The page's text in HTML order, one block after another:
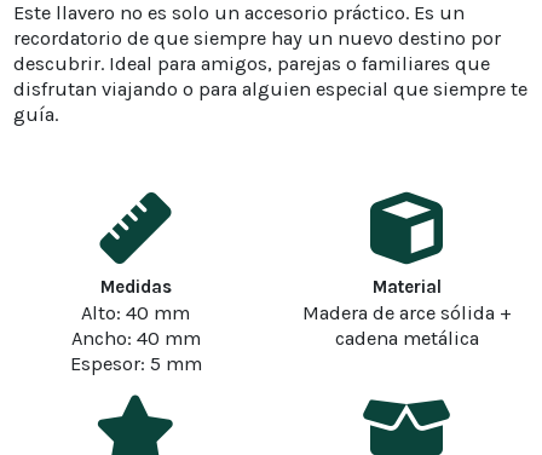
Este llavero no es solo un accesorio práctico. Es un
recordatorio de que siempre hay un nuevo destino por
descubrir. Ideal para amigos, parejas o familiares que
disfrutan viajando o para alguien especial que siempre te
guía.
Medidas
Alto: 40 mm
Ancho: 40 mm
Espesor: 5 mm
Material
Madera de arce sólida +
cadena metálica